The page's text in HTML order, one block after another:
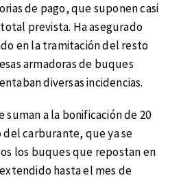
de pago, que suponen casi
prevista. Ha asegurado
en la tramitación del resto
armadoras de buques
diversas incidencias.
suman a la bonificación de 20
carburante, que ya se
los buques que repostan en
hasta el mes de